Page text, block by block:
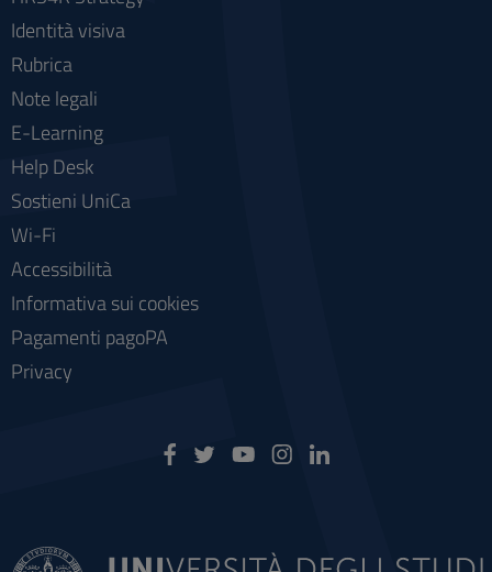
Identità visiva
Rubrica
Note legali
E-Learning
Help Desk
Sostieni UniCa
Wi-Fi
Accessibilità
Informativa sui cookies
Pagamenti pagoPA
Privacy